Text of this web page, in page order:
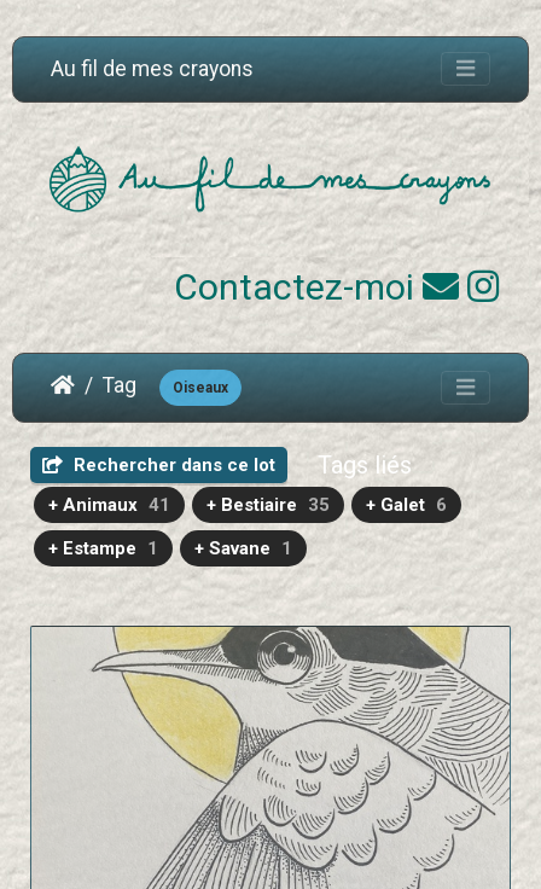
Au fil de mes crayons
Contactez-moi
Tag Oiseaux
Rechercher dans ce lot Tags liés
+ Animaux 41 + Bestiaire 35 + Galet 6
+ Estampe
1 + Savane 1